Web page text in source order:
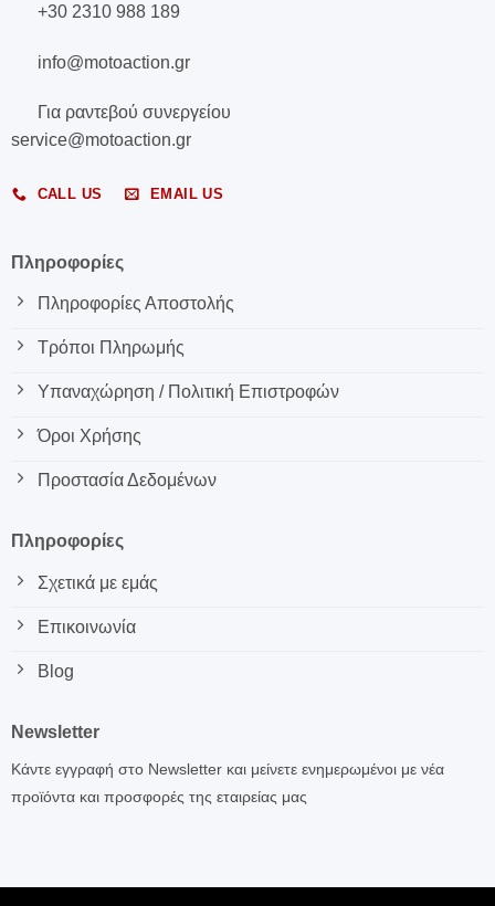
+30 2310 988 189
info@motoaction.gr
Για ραντεβού συνεργείου
service@motoaction.gr
CALL US EMAIL US
Πληροφορίες
Πληροφορίες Αποστολής
Τρόποι Πληρωμής
Υπαναχώρηση / Πολιτική Επιστροφών
Όροι Χρήσης
Προστασία Δεδομένων
Πληροφορίες
Σχετικά με εμάς
Επικοινωνία
Blog
Newsletter
Κάντε εγγραφή στο Newsletter και μείνετε ενημερωμένοι με νέα
προϊόντα και προσφορές της εταιρείας μας